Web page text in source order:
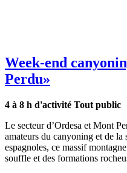
Week-end
Perdu»
4 à 8 h d'activité Tout public
Le secteur d’Ordesa et Mont
amateurs du canyoning et de la
espagnoles, ce massif
souffle et des formations